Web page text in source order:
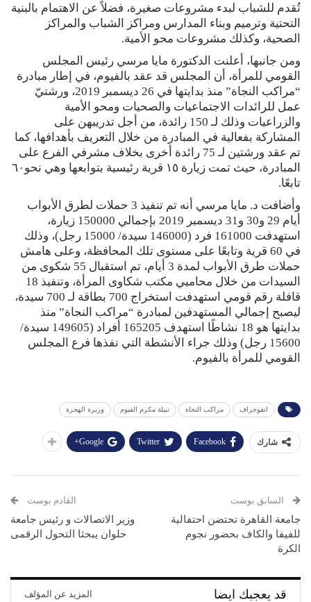
تُقدم للشباب لبدء مشروعات صغيرة، فضلاً عن الاهتمام بالبنية
التحتية وترميم وبناء المدارس ومراكز الشباب والمراكز
الصحية، وكذلك مشروعات محو الأمية.
ومن جانبها، أعلنت الدكتورة مايا مرسي رئيس المجلس
القومي للمرأة، أن المجلس قد عقد بالفيوم، في إطار مبادرة
“مراكب النجاة” منذ بدايتها في 26 ديسمبر 2019، ورشتيّ
عمل للرائدات الاجتماعيات والصحيات ومحو الأمية
والزراعيات وذلك لـ 150 رائدة، من أجل تدريبهن على
المشاركة بفعالية في المبادرة من خلال التعريف بأهدافها، كما
تم عقد ورشتين لـ 75 رائدة أخرى بخلاف مشرفي الفرع على
المبادرة، حيث تمت زيارة ١٥ قرية رئيسية بتوابعها وهي نحو٦٠
تابعًا.
وأضافت د. مايا مرسي أنه تم تنفيذ 3 حملات لطرق الأبواب
أيام 29 و30 و31 ديسمبر 2019 بإجمالي 150000 زيارة،
استهدفت 161000 فرد (146000 سيدة/ 15000 رجل)، وذلك
في 60 قرية وتابعًا على مستوى تلك المحافظة، وعلى هامش
حملات طرق الأبواب لمدة 3 أيام، تم استقبال 55 شكوى من
السيدات من خلال محاميي مكتب شكاوى المرأة، وتنفيذ 18
قافلة رقم قومي استهدفت استخراج 700 بطاقة لـ 700 سيدة،
ليصبح إجمالي المستهدفين لمبادرة “مراكب النجاة” منذ
بدايتها هو 18 نشاطًا استهدف 165205 أفراد (149605 سيدة/
15600 رجل) وذلك جراء الأنشطة التي نفذها فرع المجلس
القومي للمرأة بالفيوم.
انفوجراف مراكب النجاة نبيلة مكرم الفيوم وزيرة الهجرة
شارك Facebook
Twitter
Google+
السابق بوست
جامعة القاهرة تحتضن احتفالية
للفيفا والكاف بحضور نجوم
الكرة
القادم بوست
وزير الاتصالات و رئيس جامعة
حلوان يبحثا التحول الرقمى
قد يعجبك ايضا المزيد عن المؤلف